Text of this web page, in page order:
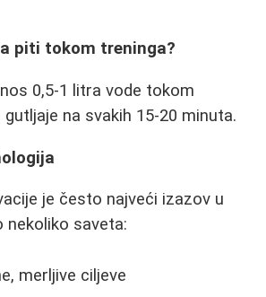
piti tokom treninga?
0,5-1 litra vode tokom
na svakih 15-20 minuta.
je često najveći izazov u
nekoliko saveta:
merljive ciljeve